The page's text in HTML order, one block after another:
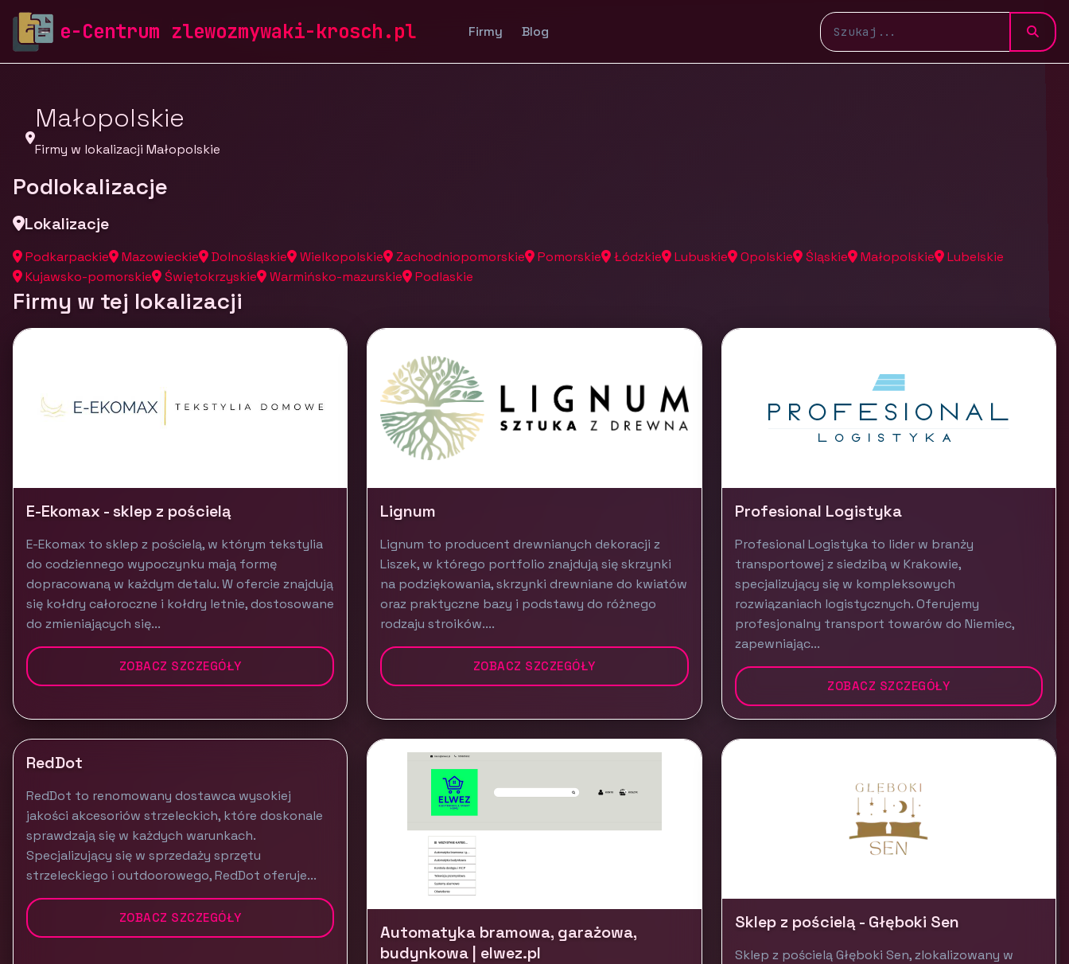
e-Centrum zlewozmywaki-krosch.pl Firmy Blog
zlewozmywaki-krosch.pl Firmy Firmy z województwa
Małopolskie
Firmy w lokalizacji Małopolskie
Podlokalizacje
Lokalizacje
Podkarpackie Mazowieckie Dolnośląskie Wielkopolskie Zachodniopomorskie Pomorskie Łódzkie Lubuskie Opolskie Śląskie Małopolskie
Lubelskie
Kujawsko-pomorskie
Świętokrzyskie Warmińsko-mazurskie Podlaskie
Firmy w tej lokalizacji
E-Ekomax - sklep z pościelą
E-Ekomax to sklep z pościelą, w którym tekstylia
do codziennego wypoczynku mają formę
dopracowaną w każdym detalu. W ofercie znajdują
się kołdry całoroczne i kołdry letnie, dostosowane
do zmieniających się...
ZOBACZ SZCZEGÓŁY
Lignum
Lignum to producent drewnianych dekoracji z
Liszek, w którego portfolio znajdują się skrzynki
na podziękowania, skrzynki drewniane do kwiatów
oraz praktyczne bazy i podstawy do różnego
rodzaju stroików....
ZOBACZ SZCZEGÓŁY
Profesional Logistyka
Profesional Logistyka to lider w branży
transportowej z siedzibą w Krakowie,
specjalizujący się w kompleksowych
rozwiązaniach logistycznych. Oferujemy
profesjonalny transport towarów do Niemiec,
zapewniając...
ZOBACZ SZCZEGÓŁY
RedDot
RedDot to renomowany dostawca wysokiej
jakości akcesoriów strzeleckich, które doskonale
sprawdzają się w każdych warunkach.
Specjalizujący się w sprzedaży sprzętu
strzeleckiego i outdoorowego, RedDot oferuje...
ZOBACZ SZCZEGÓŁY
Automatyka bramowa, garażowa,
budynkowa | elwez.pl
Sklep z pościelą - Głęboki Sen
Sklep z pościelą Głęboki Sen, zlokalizowany w